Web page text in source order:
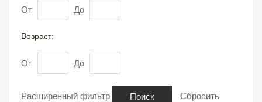
От До
Возраст:
От До
Расширенный фильтр Поиск Сбросить